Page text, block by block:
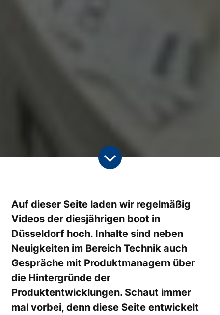
Auf dieser Seite laden wir regelmäßig
Videos der diesjährigen boot in
Düsseldorf hoch. Inhalte sind neben
Neuigkeiten im Bereich Technik auch
Gespräche mit Produktmanagern über
die Hintergründe der
Produktentwicklungen. Schaut immer
mal vorbei, denn diese Seite entwickelt